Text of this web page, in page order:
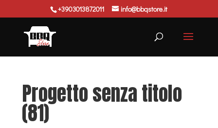
+3903013872011 info@bbqstore.it
Ricerca
prodotti
Progetto senza titolo
(81)